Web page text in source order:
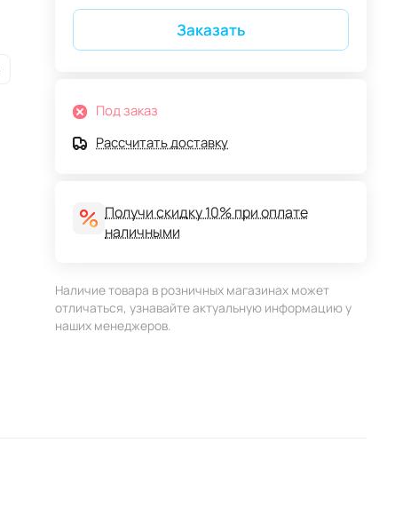
Заказать
Под заказ
Рассчитать доставку
Получи скидку 10% при оплате
наличными
Наличие товара в розничных магазинах может
отличаться, узнавайте актуальную информацию у
наших менеджеров.